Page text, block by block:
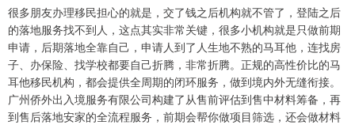
很多朋友办理移民担心的就是，交了钱之后机构就不管了，登陆之后
的落地服务找不到人，这点其实非常关键，很多小机构就是只做前期
申请，后期落地全靠自己，申请人到了人生地不熟的马耳他，连找房
子、办保险、找学校都要自己折腾，非常折腾。正规的高性价比的马
耳他移民机构，都会提供全周期的闭环服务，做到境内外无缝衔接。
广州侨外出入境服务有限公司构建了从售前评估到售中材料筹备，再
到售后落地安家的全流程服务，前期会帮你做项目筛选，还会做材料